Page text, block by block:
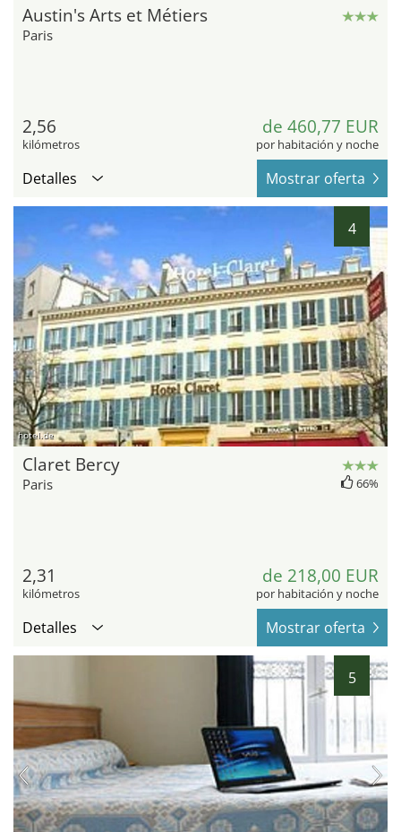
Austin's Arts et Métiers
Paris
2,56
kilómetros
de 460,77 EUR
por habitación y noche
Detalles Mostrar oferta
4
hotel.de
Claret Bercy
Paris 66%
2,31
kilómetros
de 218,00 EUR
por habitación y noche
Detalles Mostrar oferta
5